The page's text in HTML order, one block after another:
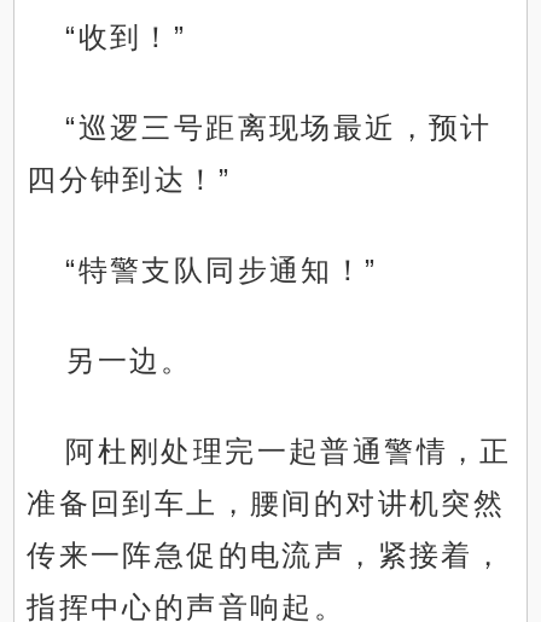
“收到！”
“巡逻三号距离现场最近，预计
四分钟到达！”
“特警支队同步通知！”
另一边。
阿杜刚处理完一起普通警情，正
准备回到车上，腰间的对讲机突然
传来一阵急促的电流声，紧接着，
指挥中心的声音响起。